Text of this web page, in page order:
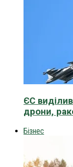
ЄС
дрони,
Бізнес